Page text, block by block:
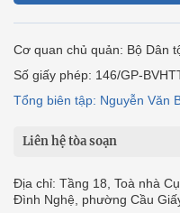
Cơ quan chủ quản: Bộ Dân
Số giấy phép: 146/GP-
Tổng biên tập: Nguyễn Văn
Liên hệ tòa soạn
Địa chỉ: Tầng 18, Toà nhà
Đình Nghệ, phường Cầu